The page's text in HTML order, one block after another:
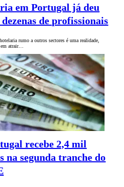
em Portugal já deu
de profissionais
rumo a outros sectores é uma realidade,
em atrair…
recebe 2,4 mil
na segunda tranche do